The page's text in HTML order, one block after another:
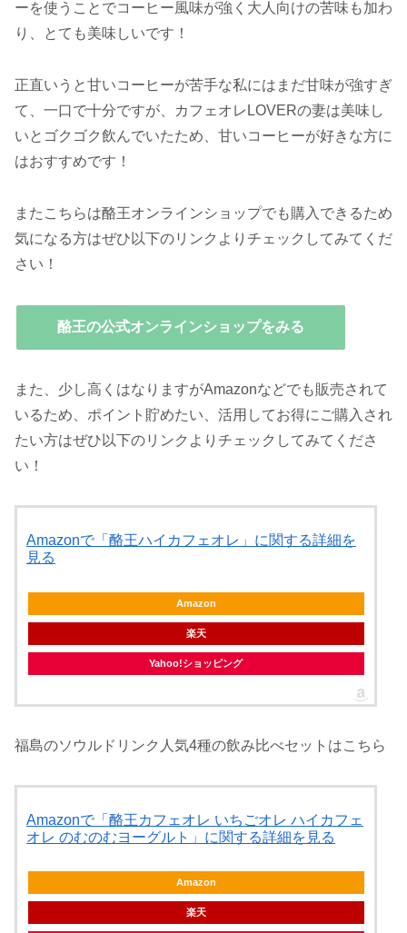
ーを使うことでコーヒー風味が強く大人向けの苦味も加わ
り、とても美味しいです！
正直いうと甘いコーヒーが苦手な私にはまだ甘味が強すぎ
て、一口で十分ですが、カフェオレLOVERの妻は美味し
いとゴクゴク飲んでいたため、甘いコーヒーが好きな方に
はおすすめです！
またこちらは酪王オンラインショップでも購入できるため
気になる方はぜひ以下のリンクよりチェックしてみてくだ
さい！
酪王の公式オンラインショップをみる
また、少し高くはなりますがAmazonなどでも販売されて
いるため、ポイント貯めたい、活用してお得にご購入され
たい方はぜひ以下のリンクよりチェックしてみてくださ
い！
Amazonで「酪王ハイカフェオレ」に関する詳細を
見る
Amazon
楽天
Yahoo!ショッピング
福島のソウルドリンク人気4種の飲み比べセットはこちら
Amazonで「酪王カフェオレ いちごオレ ハイカフェ
オレ のむのむヨーグルト」に関する詳細を見る
Amazon
楽天